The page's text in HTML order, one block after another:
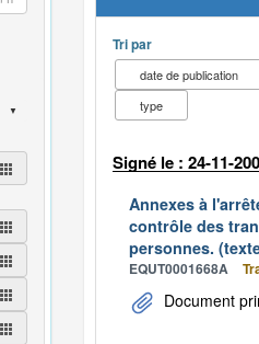
Tri par
date de publication
type
Signé le : 24-11-
Annexes à
contrôle des
personnes.
EQUT0001668A
Document